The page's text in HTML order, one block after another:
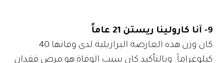
9- آنا كارولينا ريستن 21 عاماً
كان وزن هذه العارضة البرازيلية لدى وفاتها 40
كيلوغراماً. وبالتأكيد كان سبب الوفاة هو مرض فقدان